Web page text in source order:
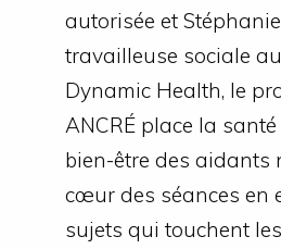
autorisée et
travailleuse sociale
Dynamic Health, le
ANCRÉ place la
bien-être des aidants
cœur des séances en
sujets qui touchent